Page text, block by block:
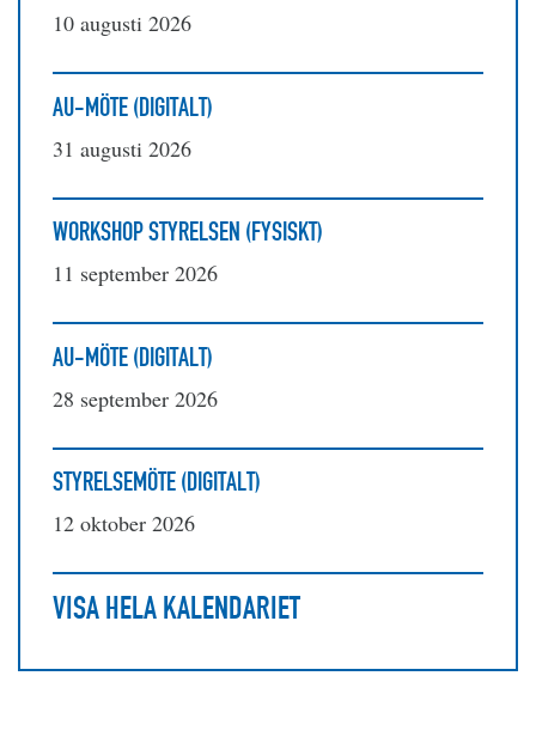
10 augusti 2026
AU-MÖTE (DIGITALT)
31 augusti 2026
WORKSHOP STYRELSEN (FYSISKT)
11 september 2026
AU-MÖTE (DIGITALT)
28 september 2026
STYRELSEMÖTE (DIGITALT)
12 oktober 2026
VISA HELA KALENDARIET